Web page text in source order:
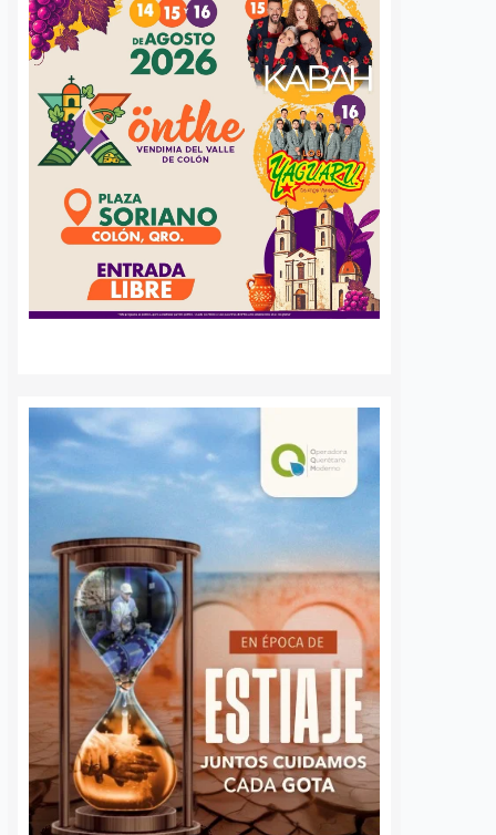
59
de
en Querétaro;
la detección
5 agosto, 2026
de autismo se han
el Municipio de
mayo de este año
las jornadas de
impulsadas
Querétaro correrá por
la fe; anuncian la
carrera “Corre por tu
llamado 2026”
José Morales 5 agosto, 2026
La Diócesis de Querétaro realizará
el próximo 22 de agosto la carrera
“Corre por tu llamado 2026”, una
actividad deportiva y familiar que
busca reunir a la comunidad en
torno…
VER MÁS
“La Mufasa” saldrá
libre si paga la
Investigan
de presuntos